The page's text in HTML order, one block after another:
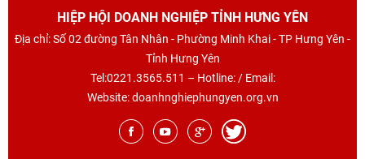
HIỆP HỘI DOANH NGHIỆP TỈNH HƯNG YÊN
Địa chỉ: Số 02 đường Tân Nhân - Phường Minh Khai - TP Hưng Yên -
Tỉnh Hưng Yên
Tel:0221.3565.511 – Hotline: / Email:
Website: doanhnghiephungyen.org.vn